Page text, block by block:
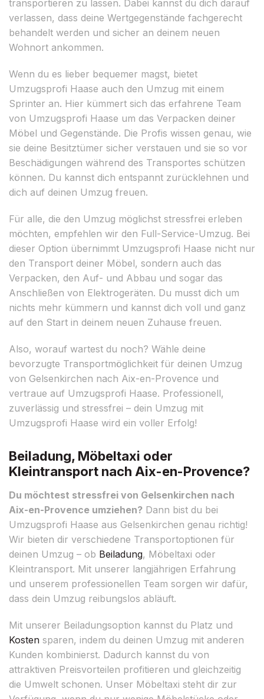
transportieren zu lassen. Dabei kannst du dich darauf
verlassen, dass deine Wertgegenstände fachgerecht
behandelt werden und sicher an deinem neuen
Wohnort ankommen.
Wenn du es lieber bequemer magst, bietet
Umzugsprofi Haase auch den Umzug mit einem
Sprinter an. Hier kümmert sich das erfahrene Team
von Umzugsprofi Haase um das Verpacken deiner
Möbel und Gegenstände. Die Profis wissen genau, wie
sie deine Besitztümer sicher verstauen und sie so vor
Beschädigungen während des Transportes schützen
können. Du kannst dich entspannt zurücklehnen und
dich auf deinen Umzug freuen.
Für alle, die den Umzug möglichst stressfrei erleben
möchten, empfehlen wir den Full-Service-Umzug. Bei
dieser Option übernimmt Umzugsprofi Haase nicht nur
den Transport deiner Möbel, sondern auch das
Verpacken, den Auf- und Abbau und sogar das
Anschließen von Elektrogeräten. Du musst dich um
nichts mehr kümmern und kannst dich voll und ganz
auf den Start in deinem neuen Zuhause freuen.
Also, worauf wartest du noch? Wähle deine
bevorzugte Transportmöglichkeit für deinen Umzug
von Gelsenkirchen nach Aix-en-Provence und
vertraue auf Umzugsprofi Haase. Professionell,
zuverlässig und stressfrei – dein Umzug mit
Umzugsprofi Haase wird ein voller Erfolg!
Beiladung, Möbeltaxi oder
Kleintransport nach Aix-en-Provence?
Du möchtest stressfrei von Gelsenkirchen nach
Aix-en-Provence umziehen? Dann bist du bei
Umzugsprofi Haase aus Gelsenkirchen genau richtig!
Wir bieten dir verschiedene Transportoptionen für
deinen Umzug – ob Beiladung, Möbeltaxi oder
Kleintransport. Mit unserer langjährigen Erfahrung
und unserem professionellen Team sorgen wir dafür,
dass dein Umzug reibungslos abläuft.
Mit unserer Beiladungsoption kannst du Platz und
Kosten sparen, indem du deinen Umzug mit anderen
Kunden kombinierst. Dadurch kannst du von
attraktiven Preisvorteilen profitieren und gleichzeitig
die Umwelt schonen. Unser Möbeltaxi steht dir zur